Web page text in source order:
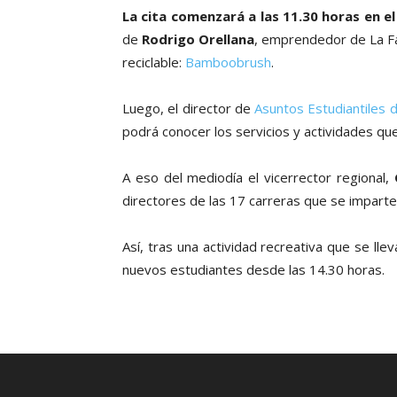
La cita comenzará a las 11.30 horas en
de Rodrigo Orellana, emprendedor de La
reciclable: Bamboobrush.
Luego, el director deAsuntos Estudiantiles
podrá conocer los servicios y actividades
A eso del mediodía el vicerrector regional,
directores de las 17 carreras que se
Así, tras una actividad recreativa que se
nuevos estudiantes desde las 14.30 horas.